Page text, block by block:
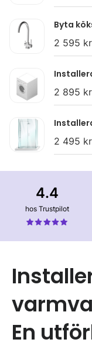
Byta
2 595
2 895 kr
2 495
4.4
hos Trustpilot
En